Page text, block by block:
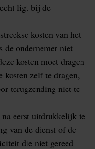
ligt bij de
kosten van het
de ondernemer niet
kosten moet dragen
kosten zelf te dragen,
terugzending niet te
eerst uitdrukkelijk te
van de dienst of de
die niet gereed